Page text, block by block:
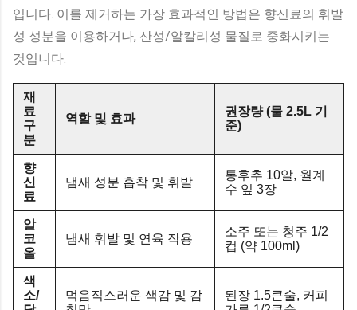
입니다. 이를 제거하는 가장 효과적인 방법은 향신료의 휘발
성 성분을 이용하거나, 산성/알칼리성 물질로 중화시키는
것입니다.
재
료
구
분
역할 및 효과
권장량 (물 2.5L 기
준)
향
신
료
냄새 성분 흡착 및 휘발
통후추 10알, 월계
수 잎 3장
알
코
올
냄새 휘발 및 연육 작용
소주 또는 청주 1/2
컵 (약 100ml)
색
소/
먹음직스러운 색감 및 감
된장 1.5큰술, 커피